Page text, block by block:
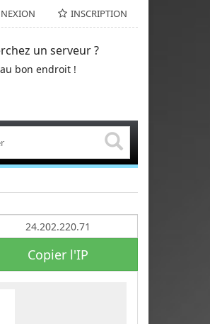
INSCRIPTION
un serveur ?
bon endroit !
Copier l'IP